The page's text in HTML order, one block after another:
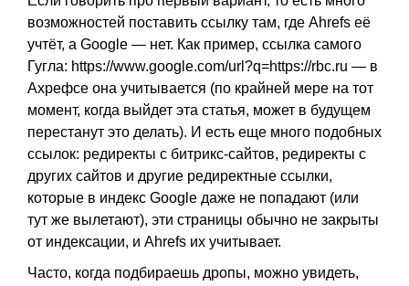
возможностей поставить ссылку там, где Ahrefs её
учтёт, а Google — нет. Как пример, ссылка самого
Гугла: https://www.google.com/url?q=https://rbc.ru — в
Ахрефсе она учитывается (по крайней мере на тот
момент, когда выйдет эта статья, может в будущем
перестанут это делать). И есть еще много подобных
ссылок: редиректы с битрикс-сайтов, редиректы с
других сайтов и другие редиректные ссылки,
которые в индекс Google даже не попадают (или
тут же вылетают), эти страницы обычно не закрыты
от индексации, и Ahrefs их учитывает.
Часто, когда подбираешь дропы, можно увидеть,